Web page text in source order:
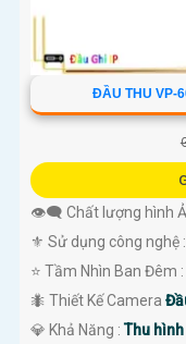
ĐẦU THU VP-
👁️‍🗨 Chất lượng hình
⚜️ Sử dụng công nghệ :
⭐ Tầm Nhìn Ban Đêm :
🐜 Thiết Kế Camera
️💎 Khả Năng :Thu